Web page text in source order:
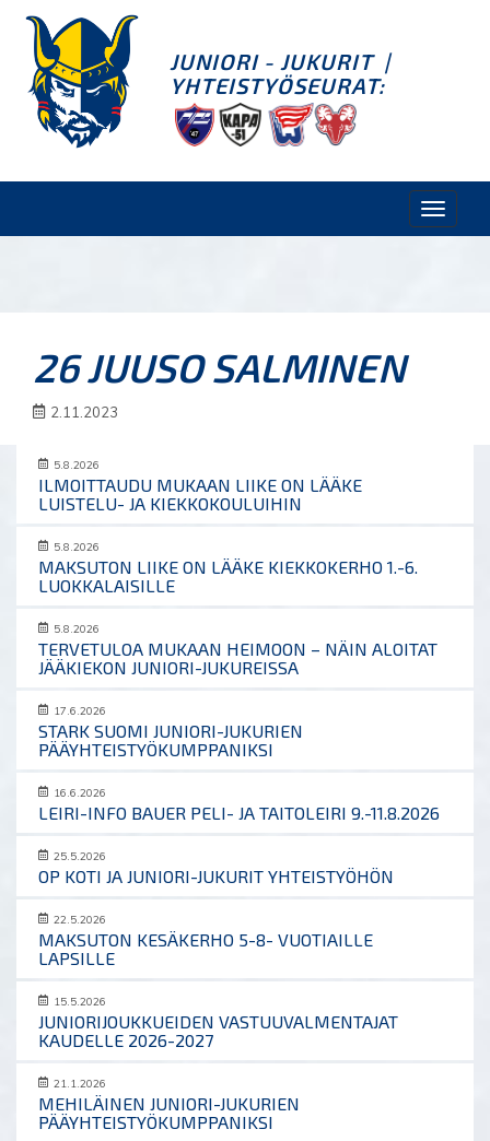
JUNIORI - JUKURIT |
YHTEISTYÖSEURAT:
Toggle
26 JUUSO SALMINEN
2.11.2023
5.8.2026
ILMOITTAUDU MUKAAN LIIKE ON LÄÄKE
LUISTELU- JA KIEKKOKOULUIHIN
5.8.2026
MAKSUTON LIIKE ON LÄÄKE KIEKKOKERHO 1.-6.
LUOKKALAISILLE
5.8.2026
TERVETULOA MUKAAN HEIMOON – NÄIN ALOITAT
JÄÄKIEKON JUNIORI-JUKUREISSA
17.6.2026
STARK SUOMI JUNIORI-JUKURIEN
PÄÄYHTEISTYÖKUMPPANIKSI
16.6.2026
LEIRI-INFO BAUER PELI- JA TAITOLEIRI 9.-11.8.2026
25.5.2026
OP KOTI JA JUNIORI-JUKURIT YHTEISTYÖHÖN
22.5.2026
MAKSUTON KESÄKERHO 5-8- VUOTIAILLE
LAPSILLE
15.5.2026
JUNIORIJOUKKUEIDEN VASTUUVALMENTAJAT
KAUDELLE 2026-2027
21.1.2026
MEHILÄINEN JUNIORI-JUKURIEN
PÄÄYHTEISTYÖKUMPPANIKSI